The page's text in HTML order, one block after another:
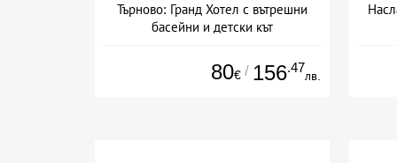
Търново: Гранд Хотел с вътрешни
басейни и детски кът
80€ / 156.47
лв.